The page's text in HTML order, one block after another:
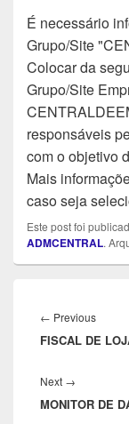
É necessário
Grupo/Site
Colocar da
Grupo/Site
responsáveis
com o objetivo
Mais
caso seja
Este post foi
ADMCENTRAL.
de
Post
← Previous
post:
FISCAL DE
Next →
post:
MONITOR DE